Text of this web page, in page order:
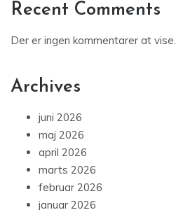
Recent Comments
Der er ingen kommentarer at vise.
Archives
juni 2026
maj 2026
april 2026
marts 2026
februar 2026
januar 2026